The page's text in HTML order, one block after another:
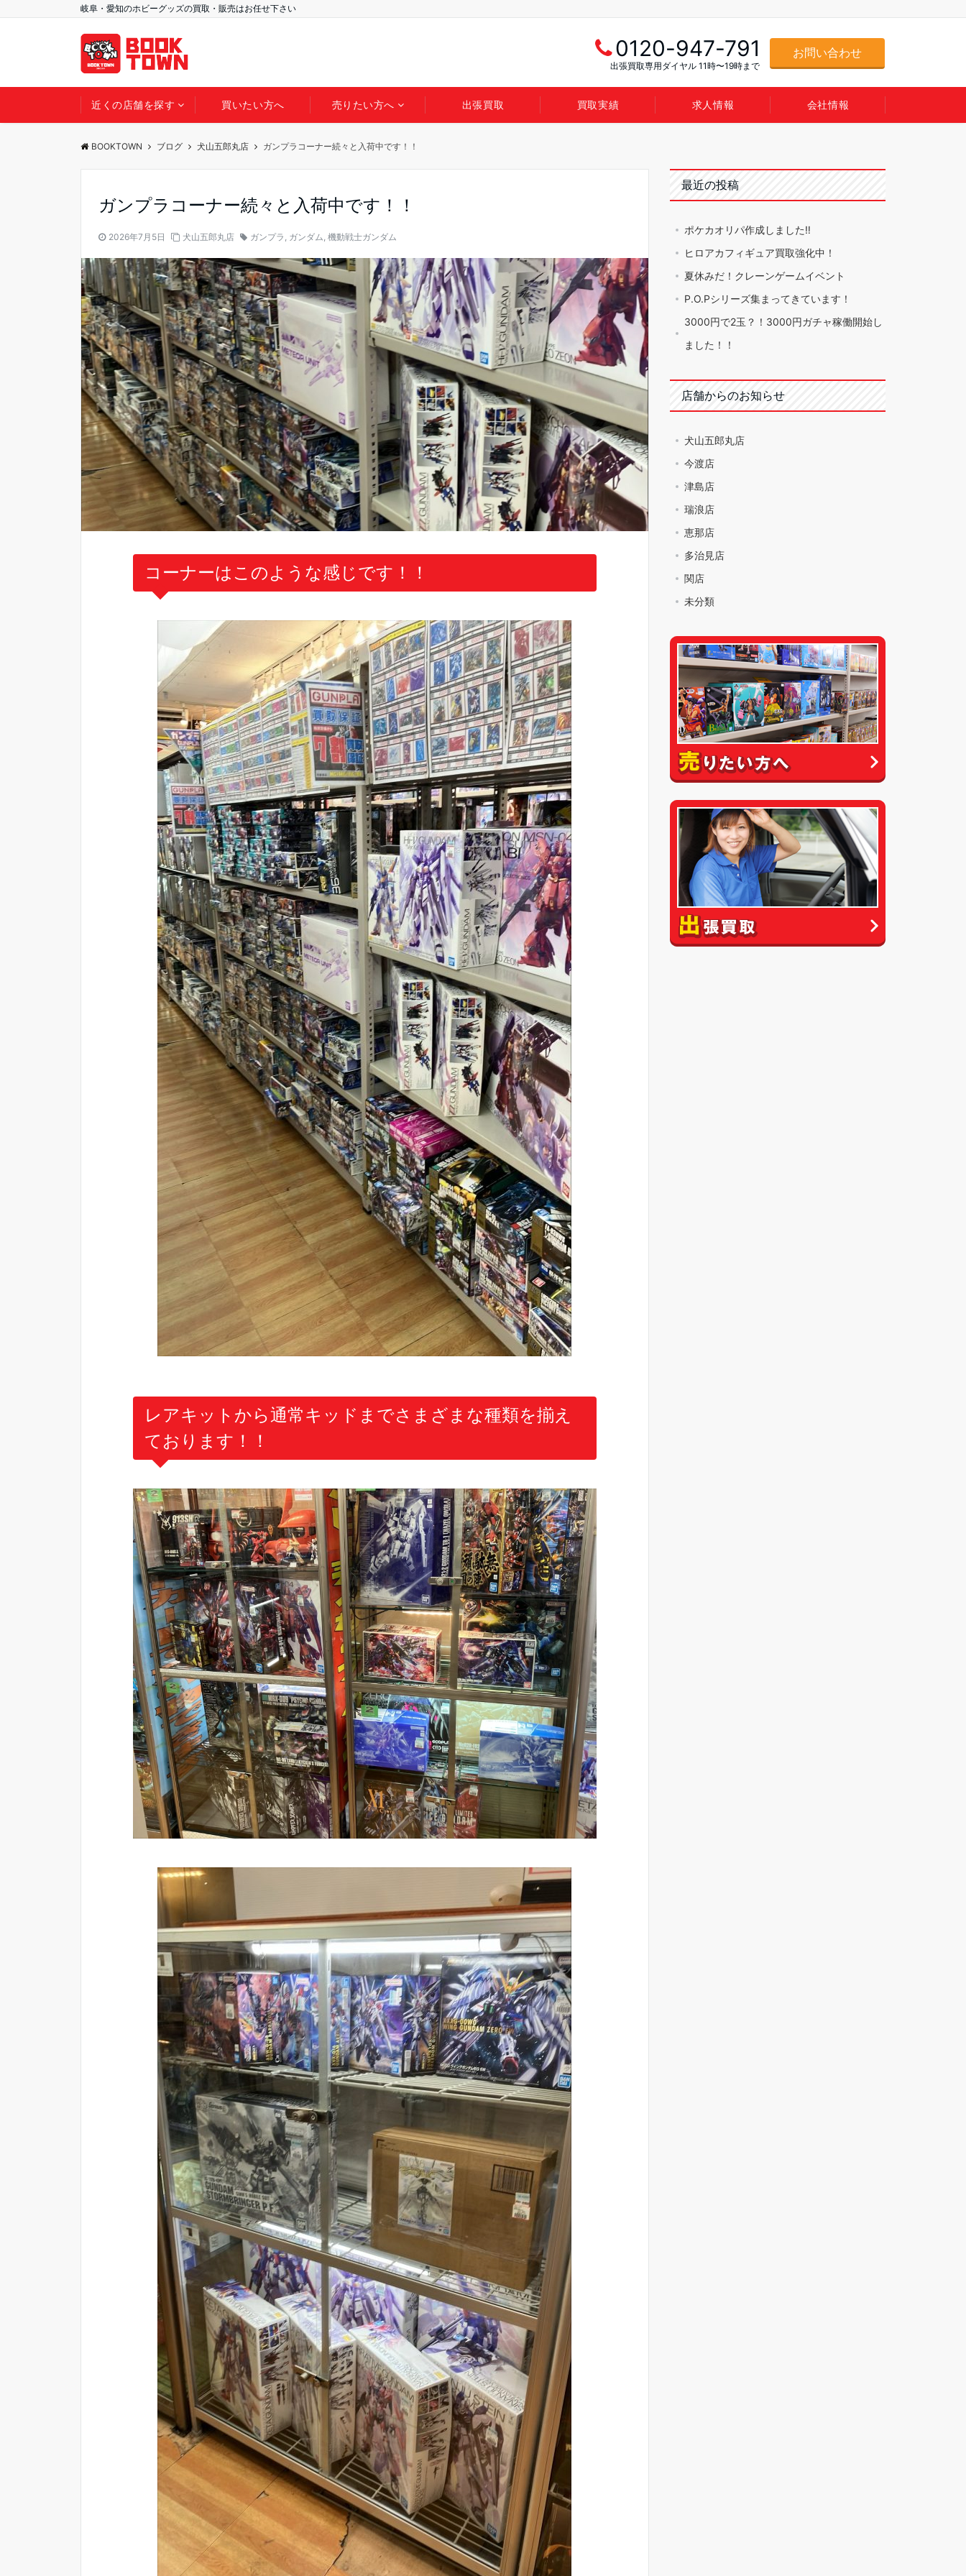
岐阜・愛知のホビーグッズの買取・販売はお任せ下さい
0120-947-791
出張買取専用ダイヤル 11時〜19時まで
お問い合わせ
近くの店舗を探す 買いたい方へ 売りたい方へ 出張買取 買取実績 求人情報 会社情報
BOOKTOWN ブログ 犬山五郎丸店 ガンプラコーナー続々と入荷中です！！
ガンプラコーナー続々と入荷中です！！
2026年7月5日 犬山五郎丸店 ガンプラ , ガンダム, 機動戦士ガンダム
コーナーはこのような感じです！！
レアキットから通常キッドまでさまざまな種類を揃え
ております！！
最近の投稿
ポケカオリパ作成しました‼️
ヒロアカフィギュア買取強化中！
夏休みだ！クレーンゲームイベント
P.O.Pシリーズ集まってきています！
3000円で2玉？！3000円ガチャ稼働開始し
ました！！
店舗からのお知らせ
犬山五郎丸店
今渡店
津島店
瑞浪店
恵那店
多治見店
関店
未分類